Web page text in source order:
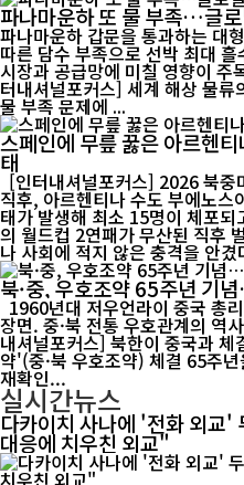
파나마운하 또 물 부족…글
파나마운하 갑문을 통과하는 대
따른 담수 부족으로 선박 최대
시장과 공급망에 미칠 영향이 주
터내셔널포커스] 세계 해상 물류
물 부족 문제에 ...
스페인에 무릎 꿇은 아르헨
태
[인터내셔널포커스] 2026 북중
직후, 아르헨티나 수도 부에노
태가 발생해 최소 15명이 체포
의 월드컵 2연패가 무산된 직후
북·중, 우호조약 65주년 기
장면. 중·북 전통 우호관계의 역사
내셔널포커스] 북한이 중국과
약'(중·북 우호조약) 체결 65주
재확인...
실시간뉴스
다카이치 사나에 '전화 외
대응에 치우친 외교"